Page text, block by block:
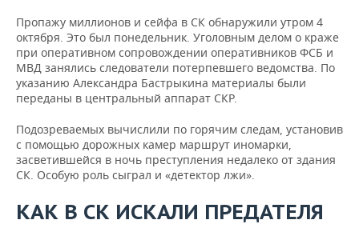
Пропажу миллионов и сейфа в СК обнаружили утром 4
октября. Это был понедельник. Уголовным делом о краже
при оперативном сопровождении оперативников ФСБ и
МВД занялись следователи потерпевшего ведомства. По
указанию Александра Бастрыкина материалы были
переданы в центральный аппарат СКР.
Подозреваемых вычислили по горячим следам, установив
с помощью дорожных камер маршрут иномарки,
засветившейся в ночь преступления недалеко от здания
СК. Особую роль сыграл и «детектор лжи».
КАК В СК ИСКАЛИ ПРЕДАТЕЛЯ